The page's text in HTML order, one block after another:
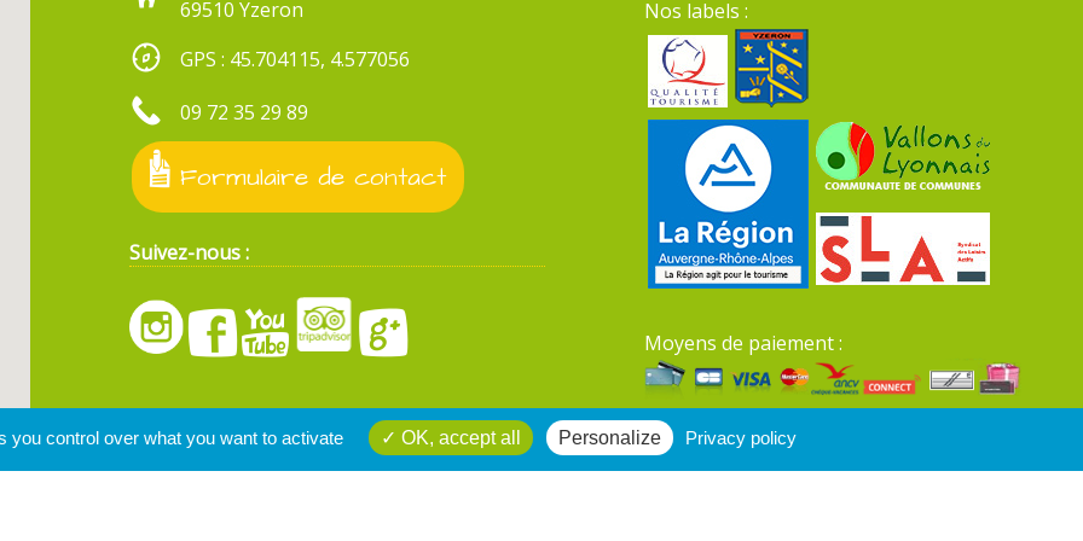
69510 Yzeron
GPS : 45.704115, 4.577056
09 72 35 29 89
Formulaire de contact
Suivez-nous :
Nos labels :
Moyens de paiement :
Mentions légales du site
you control over what you want to activate OK, accept all Personalize Privacy policy